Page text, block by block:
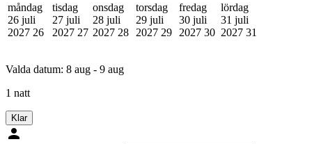
måndag
26 juli
2027 26
tisdag
27 juli
2027 27
onsdag
28 juli
2027 28
torsdag
29 juli
2027 29
fredag
30 juli
2027 30
lördag
31 juli
2027 31
Valda datum: 8 aug - 9 aug
1 natt
Klar